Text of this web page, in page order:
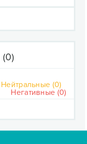
(0)
Нейтральные (0)
Негативные (0)